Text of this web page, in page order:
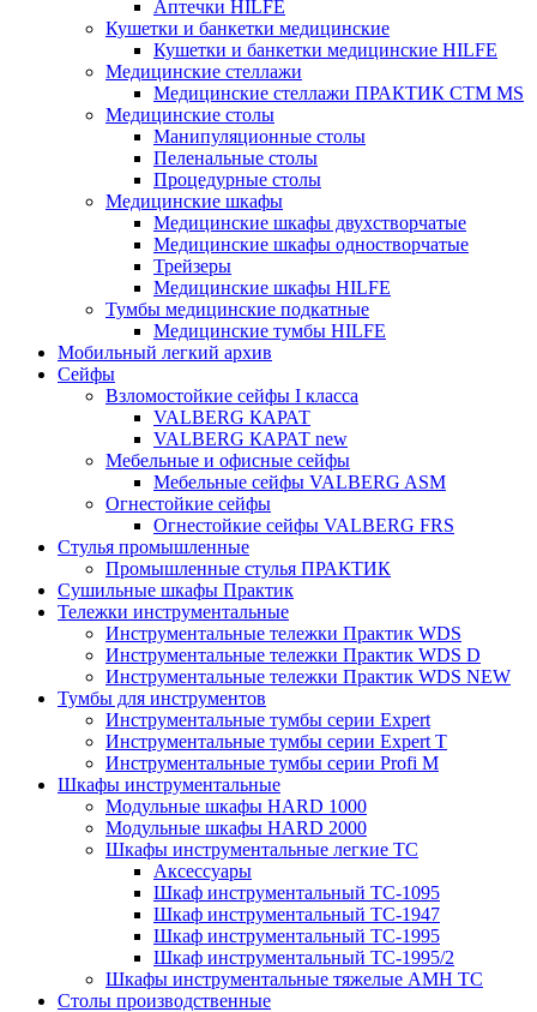
Аптечки HILFE
Кушетки и банкетки медицинские
Кушетки и банкетки медицинские HILFE
Медицинские стеллажи
Медицинские стеллажи ПРАКТИК СТМ MS
Медицинские столы
Манипуляционные столы
Пеленальные столы
Процедурные столы
Медицинские шкафы
Медицинские шкафы двухстворчатые
Медицинские шкафы одностворчатые
Трейзеры
Медицинские шкафы HILFE
Тумбы медицинские подкатные
Медицинские тумбы HILFE
Мобильный легкий архив
Сейфы
Взломостойкие сейфы I класса
VALBERG КАРАТ
VALBERG КАРАТ new
Мебельные и офисные сейфы
Мебельные сейфы VALBERG ASM
Огнестойкие сейфы
Огнестойкие сейфы VALBERG FRS
Стулья промышленные
Промышленные стулья ПРАКТИК
Сушильные шкафы Практик
Тележки инструментальные
Инструментальные тележки Практик WDS
Инструментальные тележки Практик WDS D
Инструментальные тележки Практик WDS NEW
Тумбы для инструментов
Инструментальные тумбы серии Expert
Инструментальные тумбы серии Expert T
Инструментальные тумбы серии Profi M
Шкафы инструментальные
Модульные шкафы HARD 1000
Модульные шкафы HARD 2000
Шкафы инструментальные легкие ТС
Аксессуары
Шкаф инструментальный TC-1095
Шкаф инструментальный TC-1947
Шкаф инструментальный TC-1995
Шкаф инструментальный TC-1995/2
Шкафы инструментальные тяжелые AMH TC
Столы производственные